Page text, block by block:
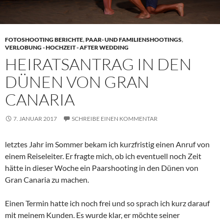
FOTOSHOOTING BERICHTE,PAAR- UND FAMILIENSHOOTINGS,
VERLOBUNG - HOCHZEIT - AFTER WEDDING
HEIRATSANTRAG IN DEN
DÜNEN VON GRAN
CANARIA
7. JANUAR 2017 SCHREIBE EINEN KOMMENTAR
letztes Jahr im Sommer bekam ich kurzfristig einen Anruf von
einem Reiseleiter. Er fragte mich, ob ich eventuell noch Zeit
hätte in dieser Woche ein Paarshooting in den Dünen von
Gran Canaria zu machen.
Einen Termin hatte ich noch frei und so sprach ich kurz darauf
mit meinem Kunden. Es wurde klar, er möchte seiner